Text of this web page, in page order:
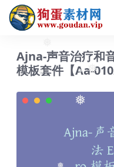
❅
Ajna-声音治疗和
模板套件【Aa-